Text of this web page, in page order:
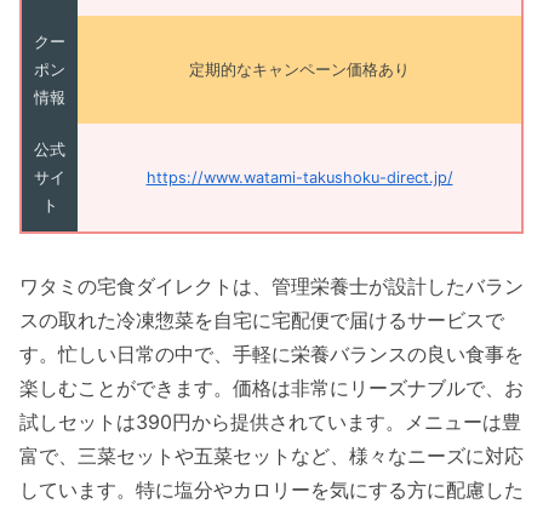
クー
ポン
情報
定期的なキャンペーン価格あり
公式
サイ
ト
https://www.watami-takushoku-direct.jp/
ワタミの宅食ダイレクトは、管理栄養士が設計したバラン
スの取れた冷凍惣菜を自宅に宅配便で届けるサービスで
す。忙しい日常の中で、手軽に栄養バランスの良い食事を
楽しむことができます。価格は非常にリーズナブルで、お
試しセットは390円から提供されています。メニューは豊
富で、三菜セットや五菜セットなど、様々なニーズに対応
しています。特に塩分やカロリーを気にする方に配慮した